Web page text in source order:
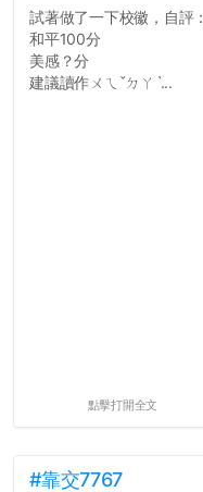
試著做了一下校徽，自評：
和平100分
美感？分
建議讀作ㄨㄟˇㄉㄚˋ...
點擊打開全文
#靠交7767